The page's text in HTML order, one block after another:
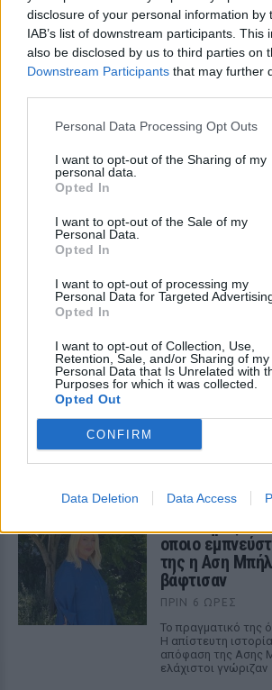
disclosure of your personal information by
IAB’s list of downstream participants. This
also be disclosed by us to third parties on
Downstream Participants that may further
Personal Data Processing Opt Outs
I want to opt-out of the Sharing of my
personal data.
Opted In
I want to opt-out of the Sale of my
Personal Data.
Opted In
I want to opt-out of processing my
Personal Data for Targeted
Opted In
I want to opt-out of Collection, Use,
Retention, Sale, and/or Sharing of my
Personal Data that Is Unrelated with
Purposes for which it was collected.
Opted Out
CONFIRM
Data Deletion Data Access
ΔΕΙΤΕ ΕΠΙΣΗΣ
ΣΤΗΝ ΙΔΙΑ ΚΑΤΗΓΟΡΙΑ
Οι συναυλίες
βγάζουν φτηνά
τις τιμές
Οι fans δεν
λίγα λεπτά
Ο διάσημος
οποιο
της η Αση
βάφτισαν
ΠΡΙΝ 6 ΏΡΕΣ
Το πραγματικό της
Η απίστευτη
απόφαση της Ασης
ελάχιστοι γνώριζαν